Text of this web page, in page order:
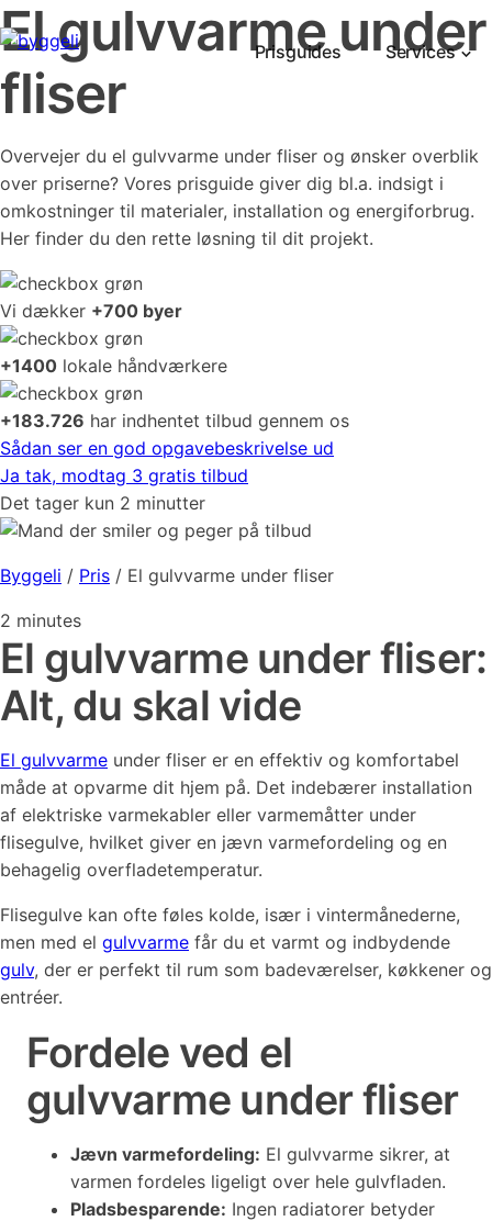
Prisguides Services
El gulvvarme under
fliser
Overvejer du el gulvvarme under fliser og ønsker overblik
over priserne? Vores prisguide giver dig bl.a. indsigt i
omkostninger til materialer, installation og energiforbrug.
Her finder du den rette løsning til dit projekt.
Vi dækker +700 byer
+1400 lokale håndværkere
+183.726 har indhentet tilbud gennem os
Sådan ser en god opgavebeskrivelse ud
Ja tak, modtag 3 gratis tilbud
Det tager kun 2 minutter
Byggeli / Pris / El gulvvarme under fliser
2 minutes
El gulvvarme under fliser:
Alt, du skal vide
El gulvvarme under fliser er en effektiv og komfortabel
måde at opvarme dit hjem på. Det indebærer installation
af elektriske varmekabler eller varmemåtter under
flisegulve, hvilket giver en jævn varmefordeling og en
behagelig overfladetemperatur.
Flisegulve kan ofte føles kolde, især i vintermånederne,
men med el gulvvarme får du et varmt og indbydende
gulv, der er perfekt til rum som badeværelser, køkkener og
entréer.
Fordele ved el
gulvvarme under fliser
Jævn varmefordeling: El gulvvarme sikrer, at
varmen fordeles ligeligt over hele gulvfladen.
Pladsbesparende: Ingen radiatorer betyder